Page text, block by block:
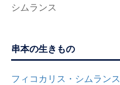
シムランス
串本の生きもの
フィコカリス・シムランス